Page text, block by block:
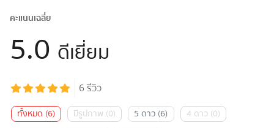
คะแนนเฉลี่ย
5.0 ดีเยี่ยม
6รีวิว
ทั้งหมด (6) มีรูปภาพ (0) 5 ดาว (6) 4 ดาว (0)